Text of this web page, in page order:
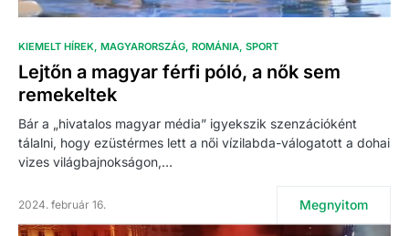
KIEMELT HÍREK MAGYARORSZÁG ROMÁNIA SPORT
Lejtőn a magyar férfi póló, a nők sem
remekeltek
Bár a „hivatalos magyar média” igyekszik szenzációként
tálalni, hogy ezüstérmes lett a női vízilabda-válogatott a dohai
vizes világbajnokságon,…
2024. február 16. Megnyitom